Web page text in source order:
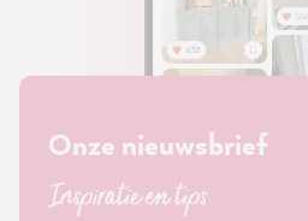
Onze nieuwsbrief
Inspiratie en tips